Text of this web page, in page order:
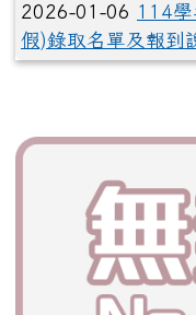
2026-01-06 114學
假)錄取名單及報到